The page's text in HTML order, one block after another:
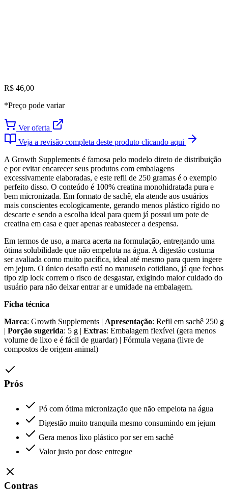
R$ 46,00
*Preço pode variar
Ver oferta
Veja a revisão completa deste produto clicando aqui
A Growth Supplements é famosa pelo modelo direto de distribuição
e por evitar encarecer seus produtos com embalagens
excessivamente elaboradas, e este refil de 250 gramas é o exemplo
perfeito disso. O conteúdo é 100% creatina monohidratada pura e
bem micronizada. Em formato de sachê, ela atende aos usuários
mais conscientes ecologicamente, gerando menos plástico rígido no
descarte e sendo a escolha ideal para quem já possui um pote de
creatina em casa e quer apenas reabastecer a despensa.
Em termos de uso, a marca acerta na formulação, entregando uma
ótima solubilidade que não empelota na água. A digestão costuma
ser avaliada como muito pacífica, ideal até mesmo para quem ingere
em jejum. O único desafio está no manuseio cotidiano, já que fechos
tipo zip lock correm o risco de desgastar, exigindo maior cuidado do
usuário para não deixar entrar ar e umidade na embalagem.
Ficha técnica
Marca: Growth Supplements | Apresentação: Refil em sachê 250 g
| Porção sugerida: 5 g | Extras: Embalagem flexível (gera menos
volume de lixo e é fácil de guardar) | Fórmula vegana (livre de
compostos de origem animal)
Prós
Pó com ótima micronização que não empelota na água
Digestão muito tranquila mesmo consumindo em jejum
Gera menos lixo plástico por ser em sachê
Valor justo por dose entregue
Contras